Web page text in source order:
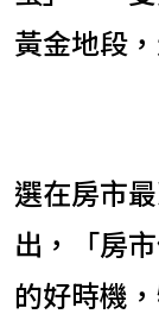
黃金地段
選在房市
出，「房
的好時機